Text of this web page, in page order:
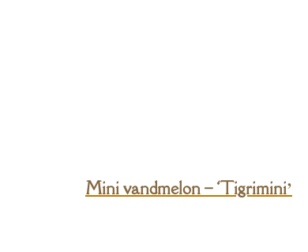
Mini vandmelon – ‘Tigrimini’